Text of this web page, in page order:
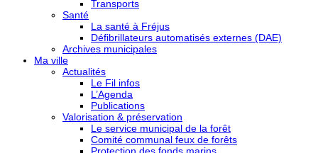
Transports
Santé
La santé à Fréjus
Défibrillateurs automatisés externes (DAE)
Archives municipales
Ma ville
Actualités
Le Fil infos
L’Agenda
Publications
Valorisation & préservation
Le service municipal de la forêt
Comité communal feux de forêts